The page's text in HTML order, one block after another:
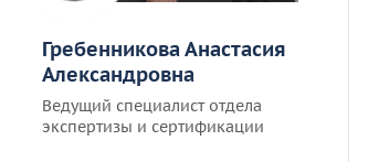
Гребенникова Анастасия
Александровна
Ведущий специалист отдела
экспертизы и сертификации